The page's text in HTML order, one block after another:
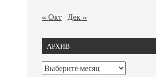
« Окт Дек »
АРХИВ